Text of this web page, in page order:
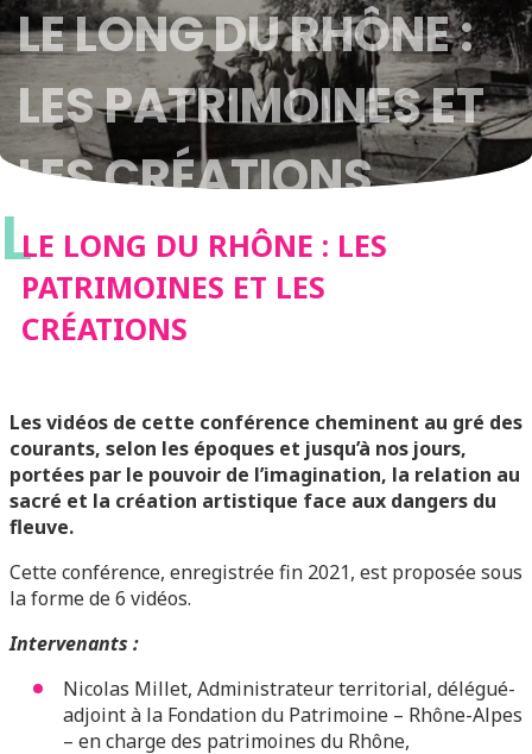
LE LONG DU RHÔNE :
LES PATRIMOINES ET
LES CRÉATIONS
LLE LONG DU RHÔNE : LES
PATRIMOINES ET LES
CRÉATIONS
Les vidéos de cette conférence cheminent au gré des
courants, selon les époques et jusqu’à nos jours,
portées par le pouvoir de l’imagination, la relation au
sacré et la création artistique face aux dangers du
fleuve.
Cette conférence, enregistrée fin 2021, est proposée sous
la forme de 6 vidéos.
Intervenants :
Nicolas Millet, Administrateur territorial, délégué-
adjoint à la Fondation du Patrimoine – Rhône-Alpes
– en charge des patrimoines du Rhône,